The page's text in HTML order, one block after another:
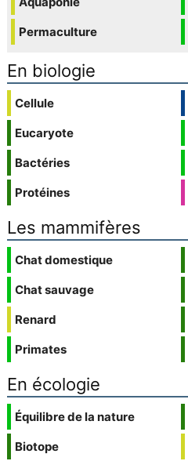
Permaculture
En biologie
Cellule
Eucaryote
Bactéries
Protéines
Les mammifères
Chat domestique
Chat sauvage
Renard
Primates
En écologie
Équilibre de la nature
Biotope